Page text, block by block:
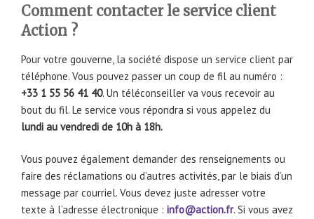
Comment contacter le service client
Action ?
Pour votre gouverne, la société dispose un service client par
téléphone. Vous pouvez passer un coup de fil au numéro :
+33 1 55 56 41 40. Un téléconseiller va vous recevoir au
bout du fil. Le service vous répondra si vous appelez du
lundi au vendredi de 10h à 18h.
Vous pouvez également demander des renseignements ou
faire des réclamations ou d’autres activités, par le biais d’un
message par courriel. Vous devez juste adresser votre
texte à l’adresse électronique : info@action.fr. Si vous avez